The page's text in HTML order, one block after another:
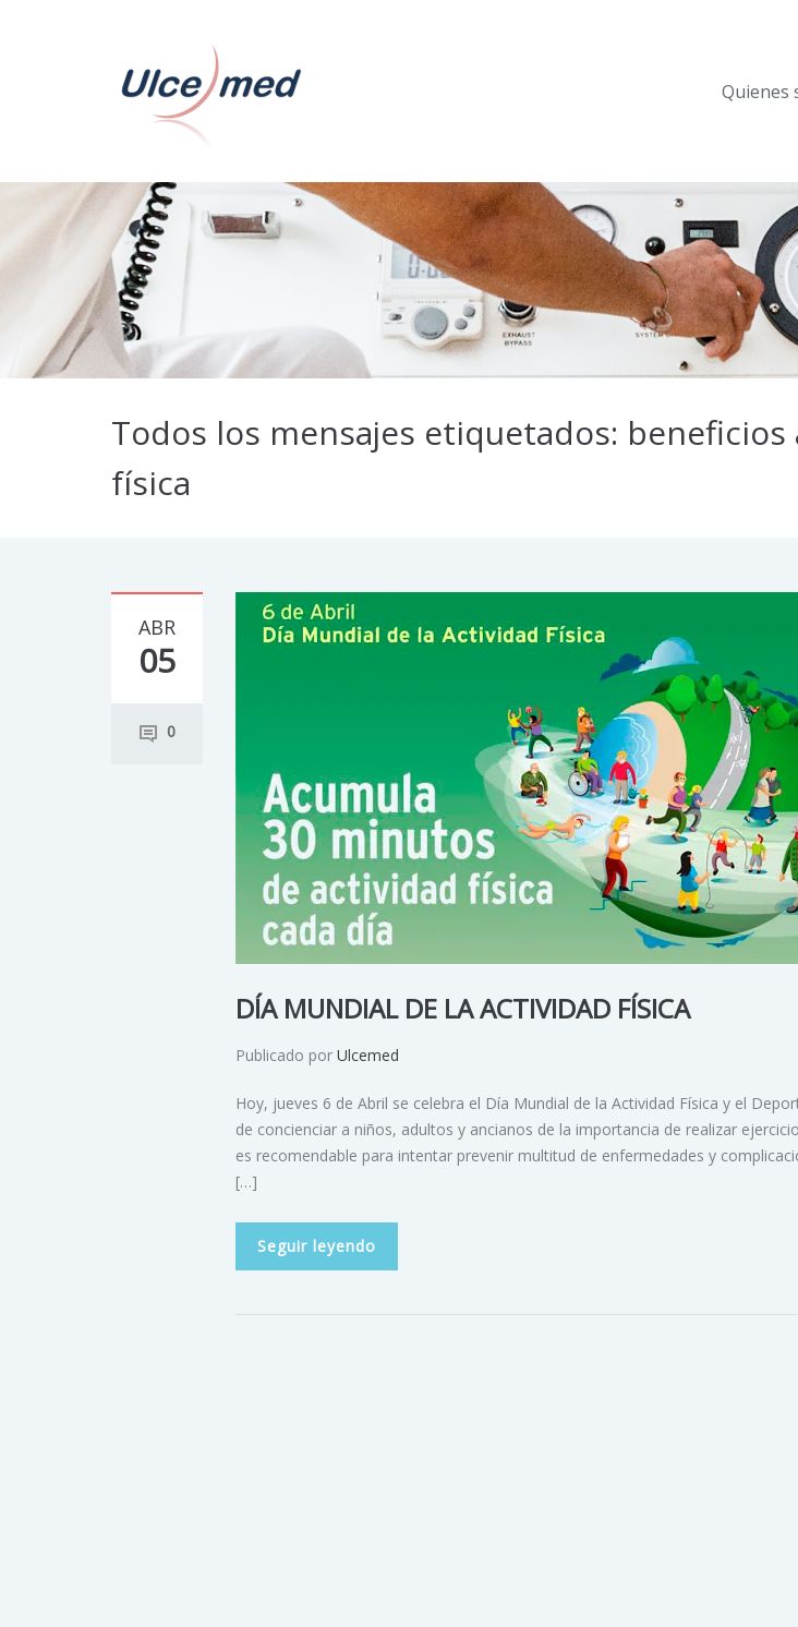
Quienes
Todos los mensajes etiquetados: beneficios
física
ABR
05
0
DÍA MUNDIAL DE LA ACTIVIDAD FÍSICA
Publicado por Ulcemed
Hoy, jueves 6 de Abril se celebra el Día Mundial de la Actividad Física y el
de concienciar a niños, adultos y ancianos de la importancia de realizar
es recomendable para intentar prevenir multitud de enfermedades y
[…]
Seguir leyendo